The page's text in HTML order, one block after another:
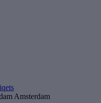
Amsterdam